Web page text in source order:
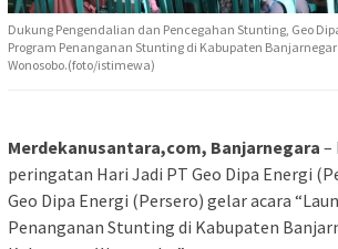
Dukung Pengendalian dan Pencegahan Stunting, Geo
Program Penanganan Stunting di Kabupaten
Wonosobo.(foto/istimewa)
Merdekanusantara,com, Banjarnegara –
peringatan Hari Jadi PT Geo Dipa Energi
Geo Dipa Energi (Persero) gelar acara
Penanganan Stunting di Kabupaten